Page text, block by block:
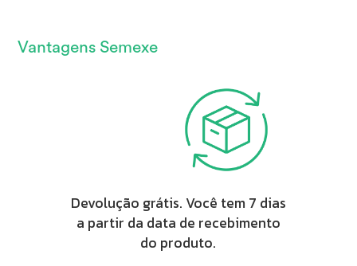
Vantagens Semexe
Devolução grátis. Você tem 7 dias
a partir da data de recebimento
do produto.